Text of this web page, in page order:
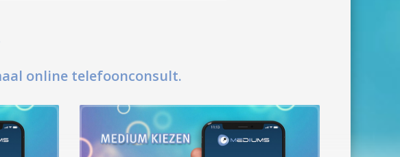
online telefoonconsult.